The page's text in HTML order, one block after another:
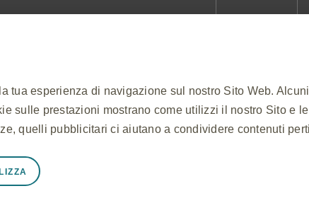
tua esperienza di navigazione sul nostro Sito Web.
sulle prestazioni mostrano come utilizzi il nostro Sito e
quelli pubblicitari ci aiutano a condividere contenuti
necessari